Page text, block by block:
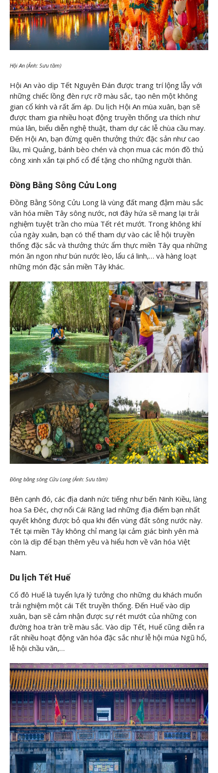
Hội An (Ảnh: Sưu tầm)
Hội An vào dịp Tết Nguyên Đán được trang trí lộng lẫy với
những chiếc lồng đèn rực rỡ màu sắc, tạo nên một không
gian cổ kính và rất ấm áp. Du lịch Hội An mùa xuân, bạn sẽ
được tham gia nhiều hoạt động truyền thống ưa thích như
múa lân, biểu diễn nghệ thuật, tham dự các lễ chùa cầu may.
Đến Hội An, bạn đừng quên thưởng thức đặc sản như cao
lầu, mì Quảng, bánh bèo chén và chọn mua các món đồ thủ
công xinh xắn tại phố cổ để tặng cho những người thân.
Đồng Bằng Sông Cửu Long
Đồng Bằng Sông Cửu Long là vùng đất mang đậm màu sắc
văn hóa miền Tây sông nước, nơi đây hứa sẽ mang lại trải
nghiệm tuyệt trần cho mùa Tết rét mướt. Trong không khí
của ngày xuân, bạn có thể tham dự vào các lễ hội truyền
thống đặc sắc và thưởng thức ẩm thực miền Tây qua những
món ăn ngon như bún nước lèo, lẩu cá linh,… và hàng loạt
những món đặc sản miền Tây khác.
Đồng bằng sông Cửu Long (Ảnh: Sưu tầm)
Bên cạnh đó, các địa danh nức tiếng như bến Ninh Kiều, làng
hoa Sa Đéc, chợ nổi Cái Răng lad những địa điểm bạn nhất
quyết không được bỏ qua khi đến vùng đất sông nước này.
Tết tại miền Tây không chỉ mang lại cảm giác bình yên mà
còn là dịp để bạn thêm yêu và hiểu hơn về văn hóa Việt
Nam.
Du lịch Tết Huế
Cố đô Huế là tuyển lựa lý tưởng cho những du khách muốn
trải nghiệm một cái Tết truyền thống. Đến Huế vào dịp
xuân, bạn sẽ cảm nhận được sự rét mướt của những con
đường hoa tràn trề màu sắc. Vào dịp Tết, Huế cũng diễn ra
rất nhiều hoạt động văn hóa đặc sắc như lễ hội múa Ngũ hổ,
lễ hội chầu văn,…